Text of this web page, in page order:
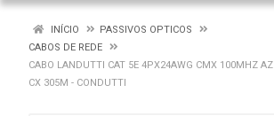
INÍCIO
PASSIVOS OPTICOS
CABOS DE REDE
CABO LANDUTTI CAT 5E 4PX24AWG CMX 100MHZ AZ
CX 305M - CONDUTTI